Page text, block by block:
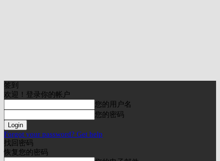
签到
欢迎！登录你的帐户
您的用户名
您的密码
Forgot your password? Get help
找回密码
恢复您的密码